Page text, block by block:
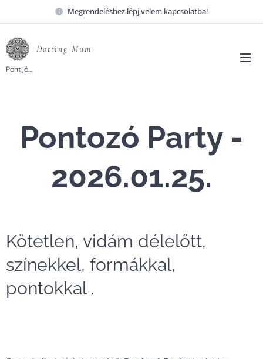
Megrendeléshez lépj velem kapcsolatba!
Dotting Mum
Pont jó...
Pontozó Party -
2026.01.25.
Kötetlen, vidám délelőtt,
színekkel, formákkal,
pontokkal .